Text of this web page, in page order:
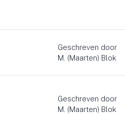
Geschreven door
M. (Maarten) Blok
Geschreven door
M. (Maarten) Blok